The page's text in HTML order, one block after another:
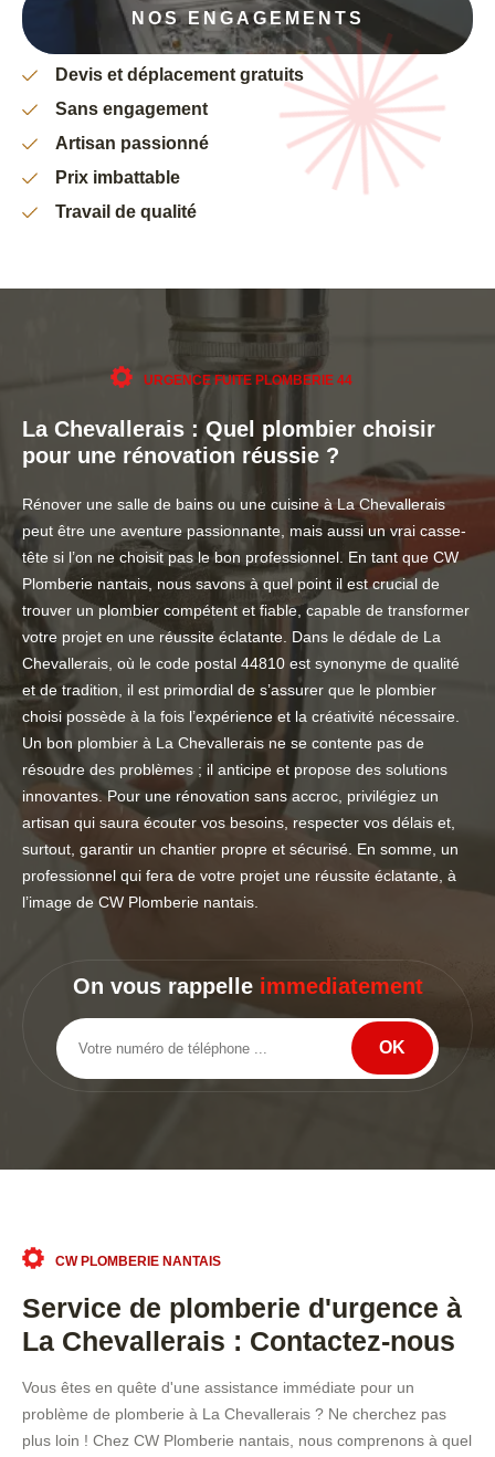
NOS ENGAGEMENTS
Devis et déplacement gratuits
Sans engagement
Artisan passionné
Prix imbattable
Travail de qualité
URGENCE FUITE PLOMBERIE 44
La Chevallerais : Quel plombier choisir
pour une rénovation réussie ?
Rénover une salle de bains ou une cuisine à La Chevallerais
peut être une aventure passionnante, mais aussi un vrai casse-
tête si l’on ne choisit pas le bon professionnel. En tant que CW
Plomberie nantais, nous savons à quel point il est crucial de
trouver un plombier compétent et fiable, capable de transformer
votre projet en une réussite éclatante. Dans le dédale de La
Chevallerais, où le code postal 44810 est synonyme de qualité
et de tradition, il est primordial de s’assurer que le plombier
choisi possède à la fois l’expérience et la créativité nécessaire.
Un bon plombier à La Chevallerais ne se contente pas de
résoudre des problèmes ; il anticipe et propose des solutions
innovantes. Pour une rénovation sans accroc, privilégiez un
artisan qui saura écouter vos besoins, respecter vos délais et,
surtout, garantir un chantier propre et sécurisé. En somme, un
professionnel qui fera de votre projet une réussite éclatante, à
l’image de CW Plomberie nantais.
On vous rappelle immediatement
CW PLOMBERIE NANTAIS
Service de plomberie d'urgence à
La Chevallerais : Contactez-nous
Vous êtes en quête d'une assistance immédiate pour un
problème de plomberie à La Chevallerais ? Ne cherchez pas
plus loin ! Chez CW Plomberie nantais, nous comprenons à quel